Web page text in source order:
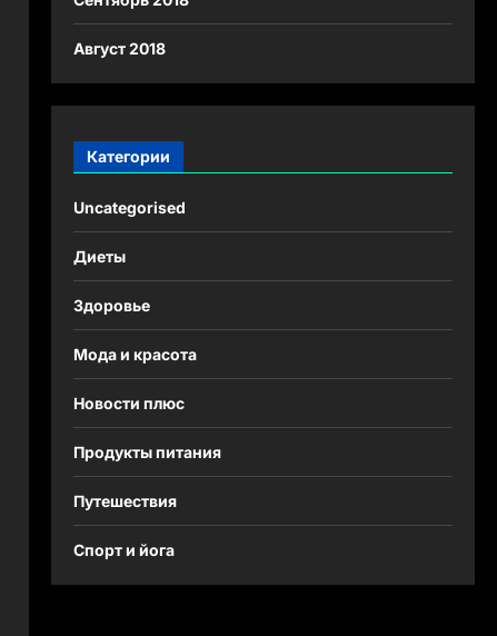
Август 2018
Категории
Uncategorised
Диеты
Здоровье
Мода и красота
Новости плюс
Продукты питания
Путешествия
Спорт и йога